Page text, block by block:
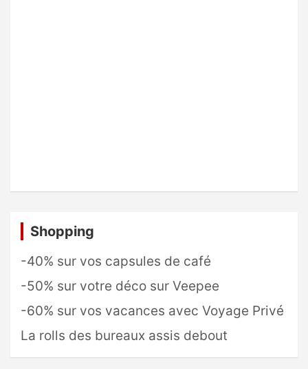
Shopping
-40% sur vos capsules de café
-50% sur votre déco sur Veepee
-60% sur vos vacances avec Voyage Privé
La rolls des bureaux assis debout